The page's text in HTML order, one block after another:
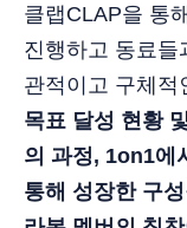
클랩CLAP을 통
진행하고 동료들
관적이고 구체적
목표 달성 현황
의 과정, 1on1에
통해 성장한 구